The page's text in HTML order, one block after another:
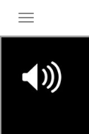
Toggle
menu